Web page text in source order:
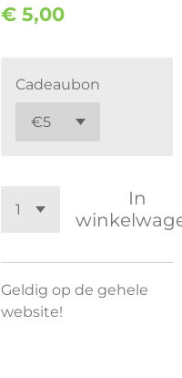
€ 5,00
Cadeaubon
In
Geldig op de gehele
website!